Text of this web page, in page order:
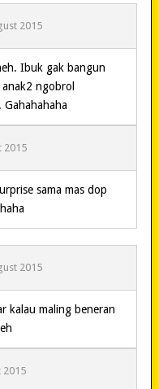
2015
Ibuk gak bangun
anak2 ngobrol
Gahahahaha
2015
sama mas dop
2015
kalau maling beneran
2015